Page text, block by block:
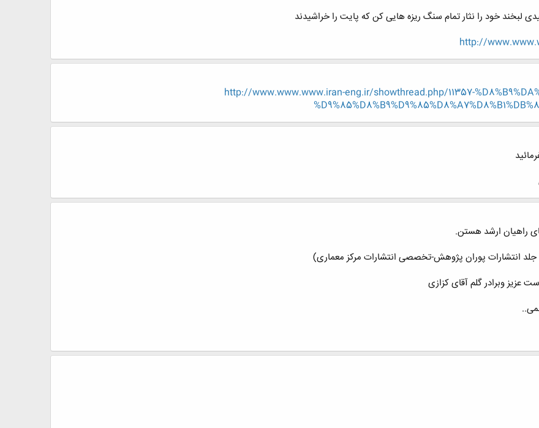
لبخند خود را نثار تمام سنگ ریزه هایی کن که پایت را خراشیدند
http://
http://www.www.www.iran-eng.ir/showthread.php/11357-
راهیان ارشد هستن.
جلد انتشارات پوران پژوهش-تخصصی انتشارات مرکز معماری)
وبرادر گلم آقای کزازی